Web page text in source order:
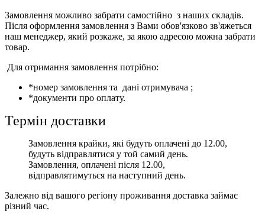
Замовлення можливо забрати самостійно з наших складів.
Після оформлення замовлення з Вами обов'язково зв'яжеться
наш менеджер, який розкаже, за якою адресою можна забрати
товар.
Для отримання замовлення потрібно:
*номер замовлення та дані отримувача ;
*документи про оплату.
Термін доставки
Замовлення крайки, які будуть оплачені до 12.00,
будуть відправлятися у той самий день.
Замовлення, оплачені після 12.00,
відправлятимуться на наступний день.
Залежно від вашого регіону проживання доставка займає
різний час.